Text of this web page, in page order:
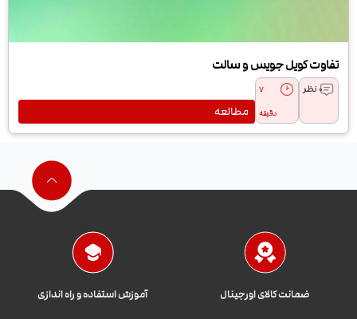
تفاوت کویل جویس و سالت
0 نظر 7
دقیقه مطالعه
ضمانت کالای اورجینال آموزش استفاده و راه اندازی